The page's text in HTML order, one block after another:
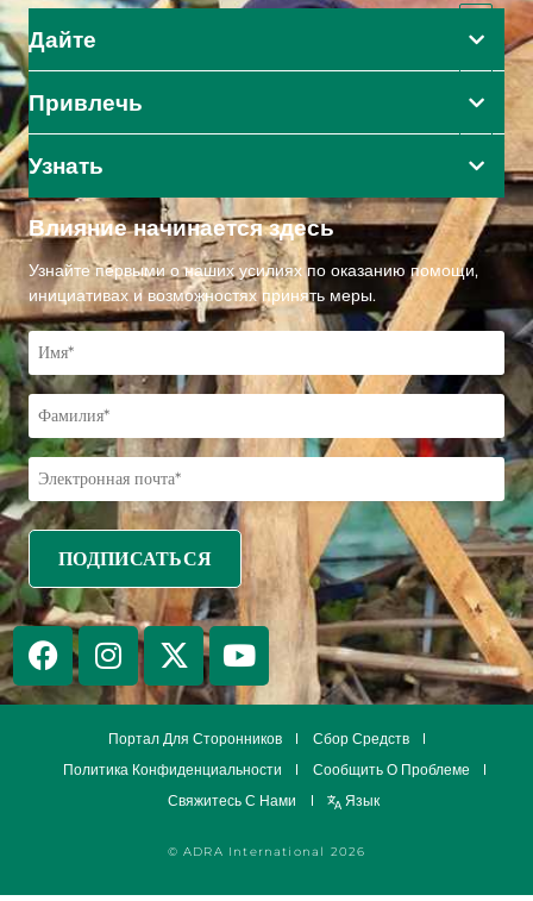
Дайте
Привлечь
Узнать
Влияние начинается здесь
Узнайте первыми о наших усилиях по оказанию помощи,
инициативах и возможностях принять меры.
© ADRA International 2026
Портал Для Сторонников
Сбор Средств
Политика Конфиденциальности
Сообщить О Проблеме
Свяжитесь С Нами
Язык